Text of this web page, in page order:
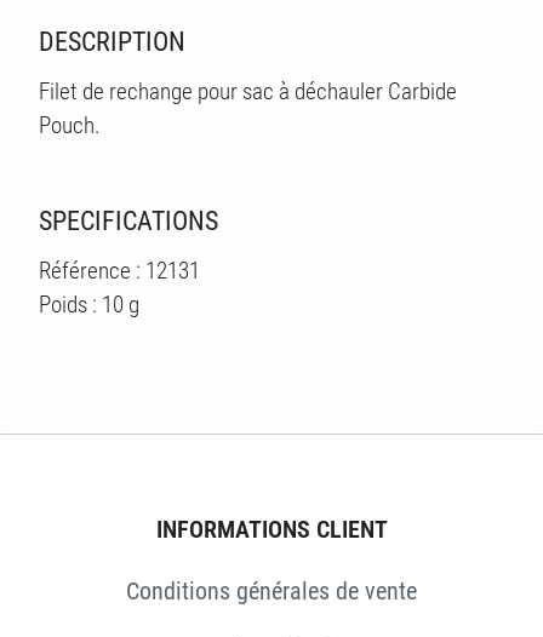
DESCRIPTION
Filet de rechange pour sac à déchauler Carbide
Pouch.
SPECIFICATIONS
Référence : 12131
Poids : 10 g
INFORMATIONS CLIENT
Conditions générales de vente